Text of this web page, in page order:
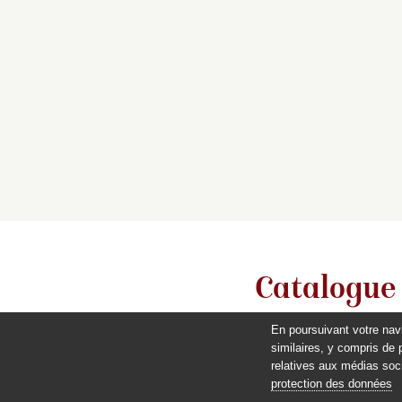
En poursuivant votre
similaires, y compris de
relatives aux médias
protection des données